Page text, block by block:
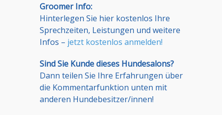
Groomer Info:
Hinterlegen Sie hier kostenlos Ihre
Sprechzeiten, Leistungen und weitere
Infos – jetzt kostenlos anmelden!
Sind Sie Kunde dieses Hundesalons?
Dann teilen Sie Ihre Erfahrungen über
die Kommentarfunktion unten mit
anderen Hundebesitzer/innen!